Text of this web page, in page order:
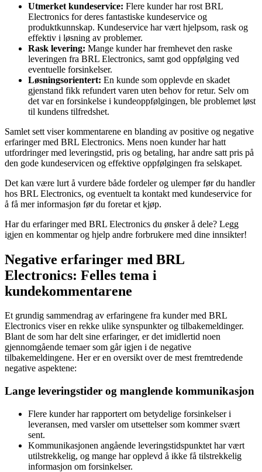
Utmerket kundeservice: Flere kunder har rost BRL
Electronics for deres fantastiske kundeservice og
produktkunnskap. Kundeservice har vært hjelpsom, rask og
effektiv i løsning av problemer.
Rask levering: Mange kunder har fremhevet den raske
leveringen fra BRL Electronics, samt god oppfølging ved
eventuelle forsinkelser.
Løsningsorientert: En kunde som opplevde en skadet
gjenstand fikk refundert varen uten behov for retur. Selv om
det var en forsinkelse i kundeoppfølgingen, ble problemet løst
til kundens tilfredshet.
Samlet sett viser kommentarene en blanding av positive og negative
erfaringer med BRL Electronics. Mens noen kunder har hatt
utfordringer med leveringstid, pris og betaling, har andre satt pris på
den gode kundeservicen og effektive oppfølgingen fra selskapet.
Det kan være lurt å vurdere både fordeler og ulemper før du handler
hos BRL Electronics, og eventuelt ta kontakt med kundeservice for
å få mer informasjon før du foretar et kjøp.
Har du erfaringer med BRL Electronics du ønsker å dele? Legg
igjen en kommentar og hjelp andre forbrukere med dine innsikter!
Negative erfaringer med BRL
Electronics: Felles tema i
kundekommentarene
Et grundig sammendrag av erfaringene fra kunder med BRL
Electronics viser en rekke ulike synspunkter og tilbakemeldinger.
Blant de som har delt sine erfaringer, er det imidlertid noen
gjennomgående temaer som går igjen i de negative
tilbakemeldingene. Her er en oversikt over de mest fremtredende
negative aspektene:
Lange leveringstider og manglende kommunikasjon
Flere kunder har rapportert om betydelige forsinkelser i
leveransen, med varsler om utsettelser som kommer svært
sent.
Kommunikasjonen angående leveringstidspunktet har vært
utilstrekkelig, og mange har opplevd å ikke få tilstrekkelig
informasjon om forsinkelser.